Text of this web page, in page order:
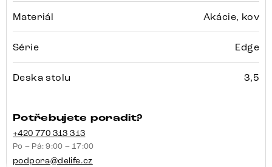
Materiál Akácie, kov
Série Edge
Deska stolu 3,5
Potřebujete poradit?
+420 770 313 313
Po – Pá: 9:00 – 17:00
podpora@delife.cz